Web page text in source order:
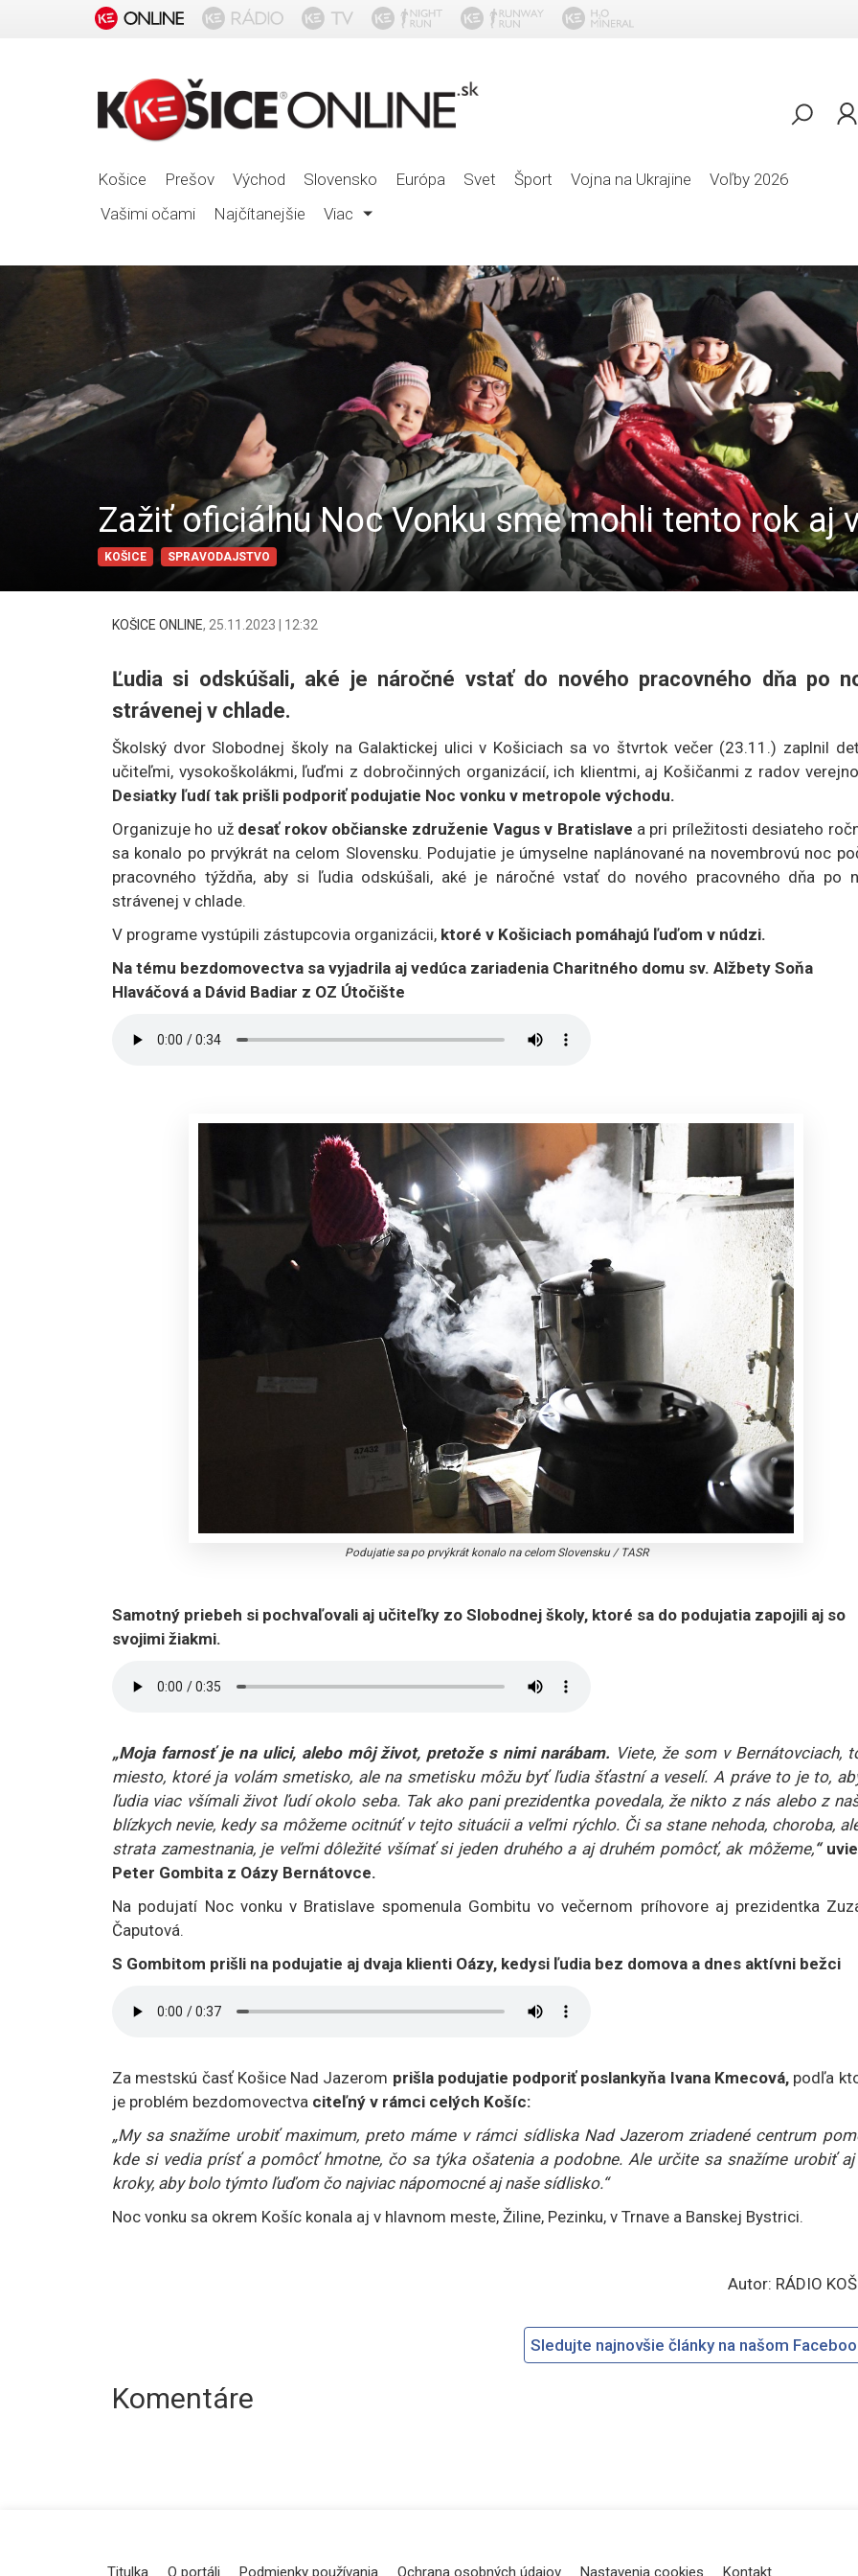
Košice Prešov Východ Slovensko Európa Svet Šport Vojna na Ukrajine
Voľby 2026
Vašimi očami
Najčítanejšie Viac
Karmen Pal-
Zažiť oficiálnu Noc Vonku sme mohli tento rok aj
KOŠICE SPRAVODAJSTVO
KOŠICE ONLINE, 25.11.2023 | 12:32
Ľudia si odskúšali, aké je náročné vstať do nového pracovného dňa po
strávenej v chlade.
Školský dvor Slobodnej školy na Galaktickej ulici v Košiciach sa vo štvrtok večer (23.11.) zaplnil
učiteľmi, vysokoškolákmi, ľuďmi z dobročinných organizácií, ich klientmi, aj Košičanmi z radov
Desiatky ľudí tak prišli podporiť podujatie Noc vonku v metropole východu.
Organizuje ho už desať rokov občianske združenie Vagus v Bratislave a pri príležitosti desiateho
sa konalo po prvýkrát na celom Slovensku. Podujatie je úmyselne naplánované na novembrovú noc
pracovného týždňa, aby si ľudia odskúšali, aké je náročné vstať do nového pracovného dňa po
strávenej v chlade.
V programe vystúpili zástupcovia organizácii, ktoré v Košiciach pomáhajú ľuďom v núdzi.
Na tému bezdomovectva sa vyjadrila aj vedúca zariadenia Charitného domu sv. Alžbety Soňa
Hlaváčová a Dávid Badiar z OZ Útočište
Podujatie sa po prvýkrát konalo na celom Slovensku/ TASR
Samotný priebeh si pochvaľovali aj učiteľky zo Slobodnej školy, ktoré sa do podujatia zapojili aj so
svojimi žiakmi.
„Moja farnosť je na ulici, alebo môj život, pretože s nimi narábam. Viete, že som v Bernátovciach,
miesto, ktoré ja volám smetisko, ale na smetisku môžu byť ľudia šťastní a veselí. A práve to je to,
ľudia viac všímali život ľudí okolo seba. Tak ako pani prezidentka povedala, že nikto z nás alebo z
blízkych nevie, kedy sa môžeme ocitnúť v tejto situácii a veľmi rýchlo. Či sa stane nehoda, choroba,
strata zamestnania, je veľmi dôležité všímať si jeden druhého a aj druhém pomôcť, ak môžeme,“
Peter Gombita z Oázy Bernátovce.
Na podujatí Noc vonku v Bratislave spomenula Gombitu vo večernom príhovore aj prezidentka
Čaputová.
S Gombitom prišli na podujatie aj dvaja klienti Oázy, kedysi ľudia bez domova a dnes aktívni bežci
Za mestskú časť Košice Nad Jazerom prišla podujatie podporiť poslankyňa Ivana Kmecová, podľa
je problém bezdomovectva citeľný v rámci celých Košíc:
„My sa snažíme urobiť maximum, preto máme v rámci sídliska Nad Jazerom zriadené centrum
kde si vedia prísť a pomôcť hmotne, čo sa týka ošatenia a podobne. Ale určite sa snažíme urobiť aj
kroky, aby bolo týmto ľuďom čo najviac nápomocné aj naše sídlisko.“
Noc vonku sa okrem Košíc konala aj v hlavnom meste, Žiline, Pezinku, v Trnave a Banskej Bystrici.
Autor: RÁDIO
Sledujte najnovšie články na našom
Komentáre
Titulka O portáli Podmienky používania Ochrana osobných údajov Nastavenia cookies Kontakt